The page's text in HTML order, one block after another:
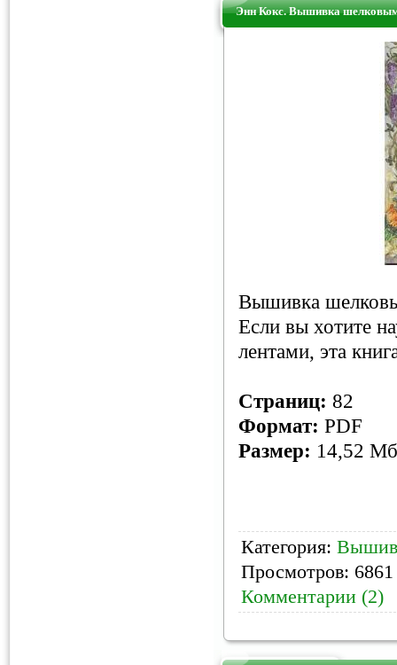
Энн Кокс. Вышивка
Вышивка
Если вы хотите
лентами, эта
Страниц: 82
Формат: PDF
Размер: 14,52 Мб
Категория:
Просмотров:
Комментарии (2)